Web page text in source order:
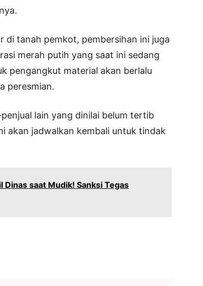
di tanah pemkot, pembersihan ini juga
merah putih yang saat ini sedang
pengangkut material akan berlalu
peresmian.
lain yang dinilai belum tertib
akan jadwalkan kembali untuk tindak
Dinas saat Mudik! Sanksi Tegas